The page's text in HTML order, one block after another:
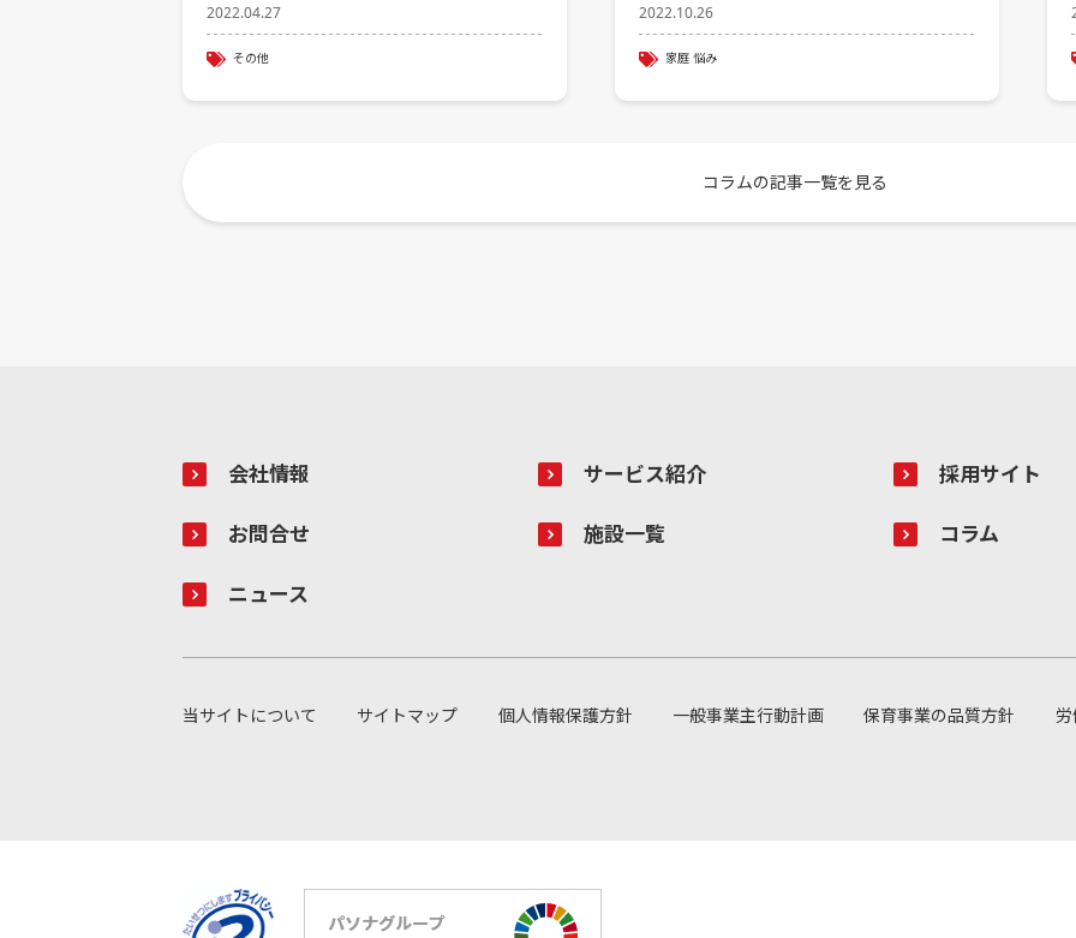
2022.04.27
その他
2022.10.26
家庭 悩み
コラムの記事一覧を見る
会社情報 サービス紹介 採用サイト
お問合せ 施設一覧 コラム
ニュース
当サイトについて サイトマップ 個人情報保護方針 一般事業主行動計画 保育事業の品質方針